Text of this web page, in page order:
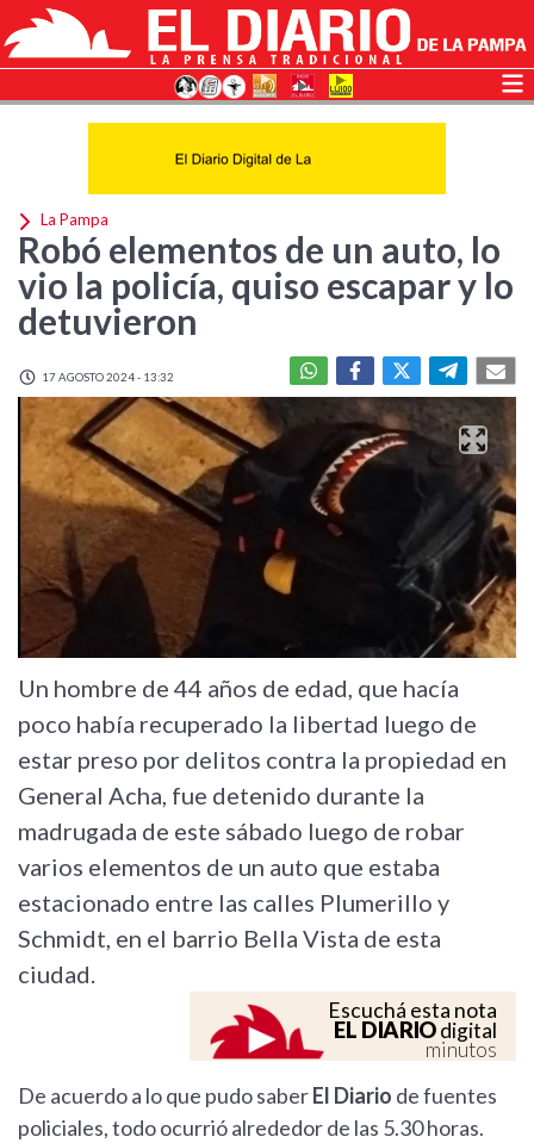
La Pampa
Robó elementos de un auto, lo
vio la policía, quiso escapar y lo
detuvieron
17 AGOSTO 2024 - 13:32
Un hombre de 44 años de edad, que hacía
poco había recuperado la libertad luego de
estar preso por delitos contra la propiedad en
General Acha, fue detenido durante la
madrugada de este sábado luego de robar
varios elementos de un auto que estaba
estacionado entre las calles Plumerillo y
Schmidt, en el barrio Bella Vista de esta
ciudad.
Escuchá esta nota
EL DIARIOdigital
minutos
De acuerdo a lo que pudo saberEl Diario de fuentes
policiales, todo ocurrió alrededor de las 5.30 horas.